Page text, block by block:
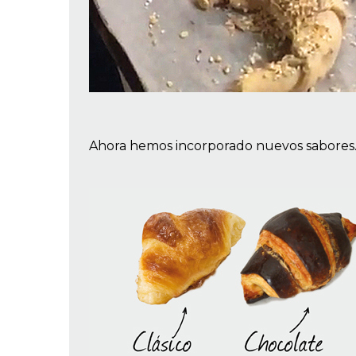
Ahora hemos incorporado nuevos sabores.